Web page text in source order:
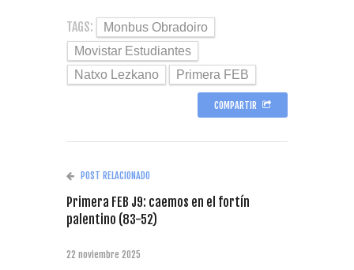
TAGS:
Monbus Obradoiro
Movistar Estudiantes
Natxo Lezkano
Primera FEB
COMPARTIR
POST RELACIONADO
Primera FEB J9: caemos en el fortín
palentino (83-52)
22 noviembre 2025